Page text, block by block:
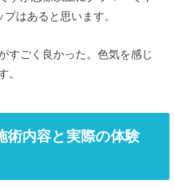
はあると思います。
すごく良かった。色気を感じ
。
術内容と実際の体験